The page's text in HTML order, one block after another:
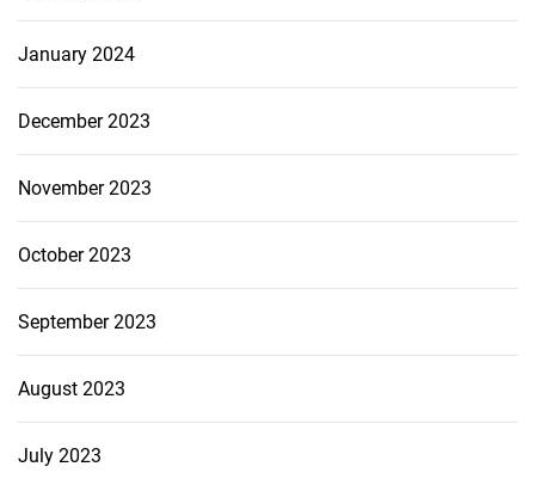
January 2024
December 2023
November 2023
October 2023
September 2023
August 2023
July 2023